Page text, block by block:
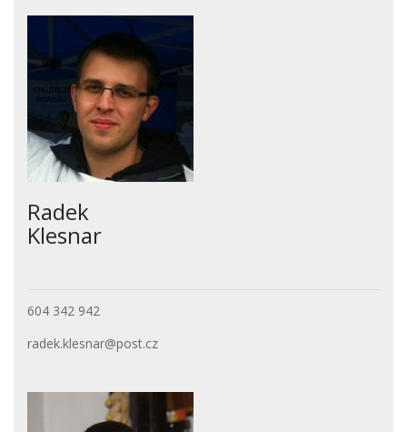
Radek
Klesnar
604 342 942
radek.klesnar@post.cz